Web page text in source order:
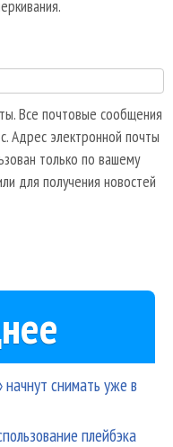
Все почтовые сообщения
Адрес электронной почты
только по вашему
для получения новостей
снимать уже в
плейбэка